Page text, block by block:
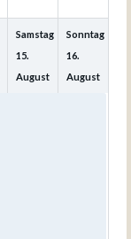
Samstag
15.
August
Sonntag
16.
August